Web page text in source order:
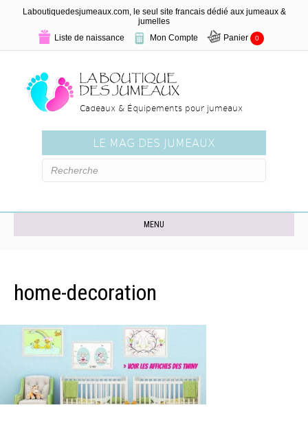
Laboutiquedesjumeaux.com, le seul site francais dédié aux jumeaux &
jumelles
Liste de naissance
Mon Compte Panier 0
Cadeaux & Équipements pour jumeaux
LE MAG DES JUMEAUX
MENU
home-decoration